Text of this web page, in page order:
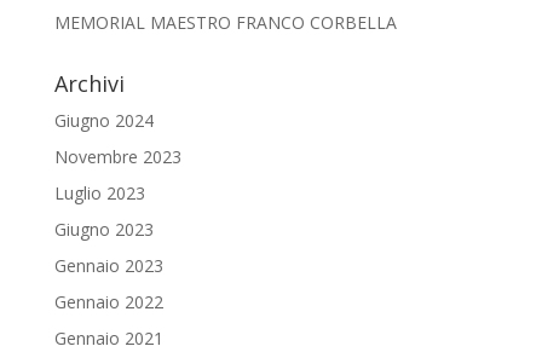
MEMORIAL MAESTRO FRANCO CORBELLA
Archivi
Giugno 2024
Novembre 2023
Luglio 2023
Giugno 2023
Gennaio 2023
Gennaio 2022
Gennaio 2021